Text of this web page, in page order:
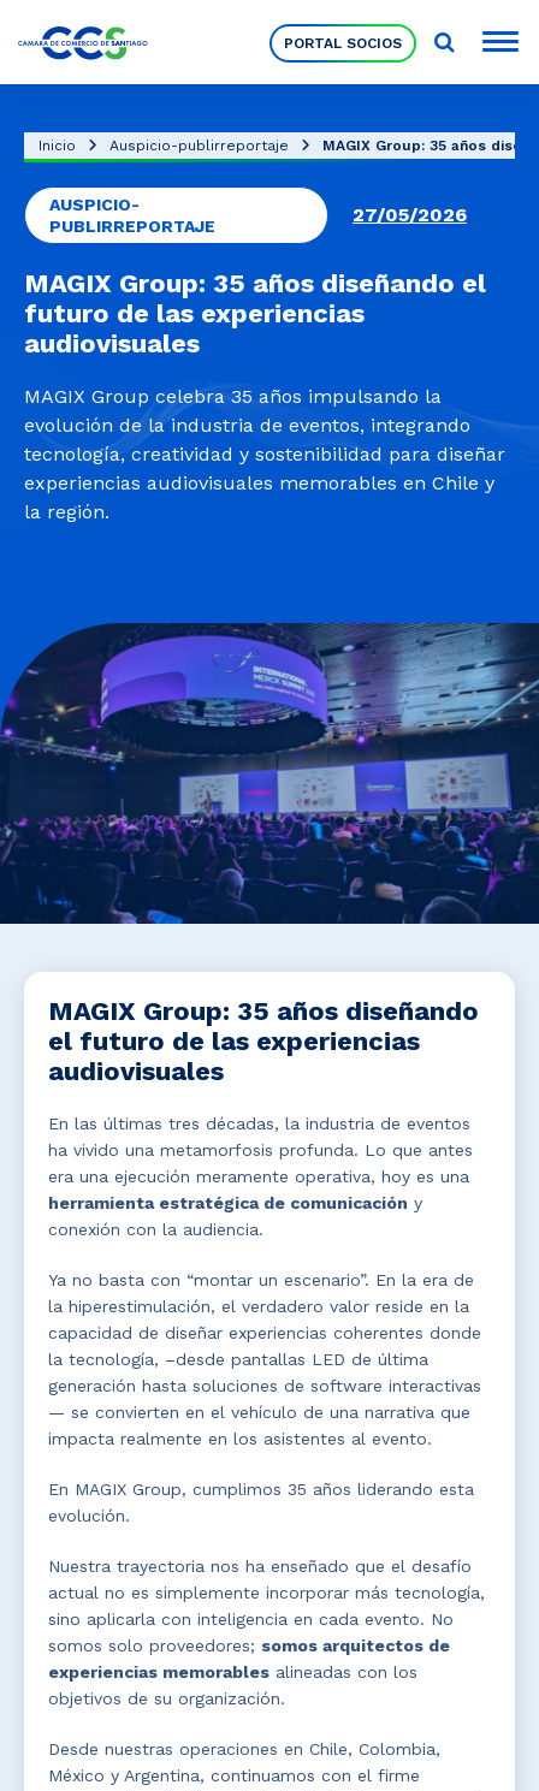
PORTAL SOCIOS
Nuestra Institución
Pilares Estratégicos
Eventos
CAM Santiago
Unidades de Servicios
Inicio Auspicio-publirreportaje MAGIX Group: 35 años
AUSPICIO-
PUBLIRREPORTAJE
27/05/2026
MAGIX Group: 35 años diseñando el
futuro de las experiencias
audiovisuales
MAGIX Group celebra 35 años impulsando la
evolución de la industria de eventos, integrando
tecnología, creatividad y sostenibilidad para diseñar
experiencias audiovisuales memorables en Chile y
la región.
MAGIX Group: 35 años diseñando
el futuro de las experiencias
audiovisuales
En las últimas tres décadas, la industria de eventos
ha vivido una metamorfosis profunda. Lo que antes
era una ejecución meramente operativa, hoy es una
herramienta estratégica de comunicación y
conexión con la audiencia.
Ya no basta con “montar un escenario”. En la era de
la hiperestimulación, el verdadero valor reside en la
capacidad de diseñar experiencias coherentes donde
la tecnología, –desde pantallas LED de última
generación hasta soluciones de software interactivas
— se convierten en el vehículo de una narrativa que
impacta realmente en los asistentes al evento.
En MAGIX Group, cumplimos 35 años liderando esta
evolución.
Nuestra trayectoria nos ha enseñado que el desafío
actual no es simplemente incorporar más tecnología,
sino aplicarla con inteligencia en cada evento. No
somos solo proveedores; somos arquitectos de
experiencias memorables alineadas con los
objetivos de su organización.
Desde nuestras operaciones en Chile, Colombia,
México y Argentina, continuamos con el firme